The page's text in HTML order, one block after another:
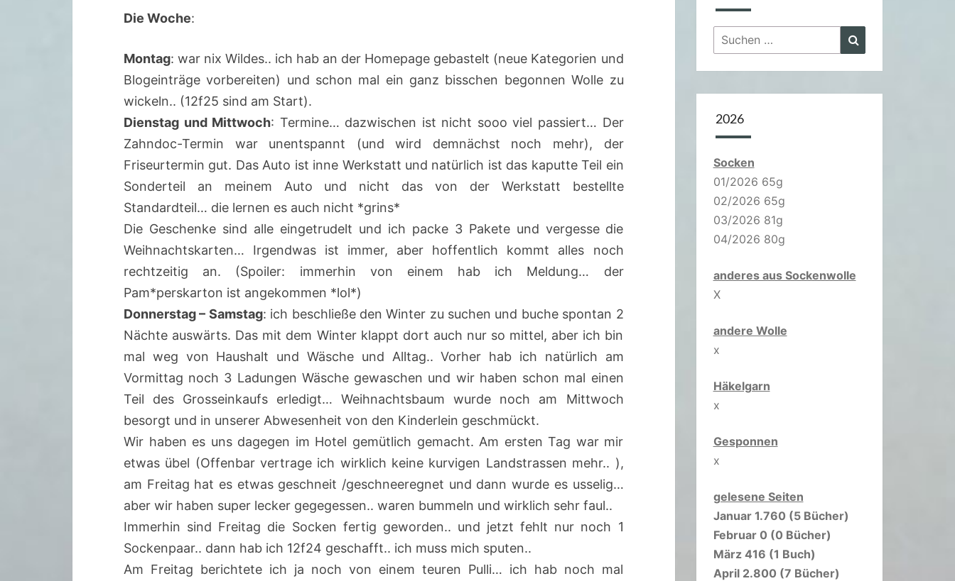
1
/
0
2
4
(
2
1
.
1
.
2
0
2
4
)
Die Woche:
Montag: war nix Wildes.. ich hab an der Homepage gebastelt (neue Kategorien und
Blogeinträge vorbereiten) und schon mal ein ganz bisschen begonnen Wolle zu
wickeln.. (12f25 sind am Start).
Dienstag und Mittwoch: Termine… dazwischen ist nicht sooo viel passiert… Der
Zahndoc-Termin war unentspannt (und wird demnächst noch mehr), der
Friseurtermin gut. Das Auto ist inne Werkstatt und natürlich ist das kaputte Teil ein
Sonderteil an meinem Auto und nicht das von der Werkstatt bestellte
Standardteil… die lernen es auch nicht *grins*
Die Geschenke sind alle eingetrudelt und ich packe 3 Pakete und vergesse die
Weihnachtskarten… Irgendwas ist immer, aber hoffentlich kommt alles noch
rechtzeitig an. (Spoiler: immerhin von einem hab ich Meldung… der
Pam*perskarton ist angekommen *lol*)
Donnerstag – Samstag: ich beschließe den Winter zu suchen und buche spontan 2
Nächte auswärts. Das mit dem Winter klappt dort auch nur so mittel, aber ich bin
mal weg von Haushalt und Wäsche und Alltag.. Vorher hab ich natürlich am
Vormittag noch 3 Ladungen Wäsche gewaschen und wir haben schon mal einen
Teil des Grosseinkaufs erledigt… Weihnachtsbaum wurde noch am Mittwoch
besorgt und in unserer Abwesenheit von den Kinderlein geschmückt.
Wir haben es uns dagegen im Hotel gemütlich gemacht. Am ersten Tag war mir
etwas übel (Offenbar vertrage ich wirklich keine kurvigen Landstrassen mehr.. ),
am Freitag hat es etwas geschneit /geschneeregnet und dann wurde es usselig…
aber wir haben super lecker gegegessen.. waren bummeln und wirklich sehr faul..
Immerhin sind Freitag die Socken fertig geworden.. und jetzt fehlt nur noch 1
Sockenpaar.. dann hab ich 12f24 geschafft.. ich muss mich sputen..
Am Freitag berichtete ich ja noch von einem teuren Pulli… ich hab noch mal
Suchen
nach:
2026
Socken
01/2026 65g
02/2026 65g
03/2026 81g
04/2026 80g
anderes aus Sockenwolle
X
andere Wolle
x
Häkelgarn
x
Gesponnen
x
gelesene Seiten
Januar 1.760 (5 Bücher)
Februar 0 (0 Bücher)
März 416 (1 Buch)
April 2.800 (7 Bücher)